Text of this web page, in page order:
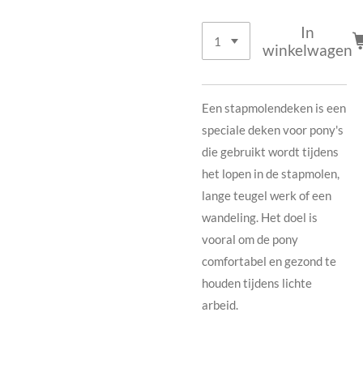
In
winkelwagen
Een stapmolendeken is een
speciale deken voor pony's
die gebruikt wordt tijdens
het lopen in de stapmolen,
lange teugel werk of een
wandeling. Het doel is
vooral om de pony
comfortabel en gezond te
houden tijdens lichte
arbeid.